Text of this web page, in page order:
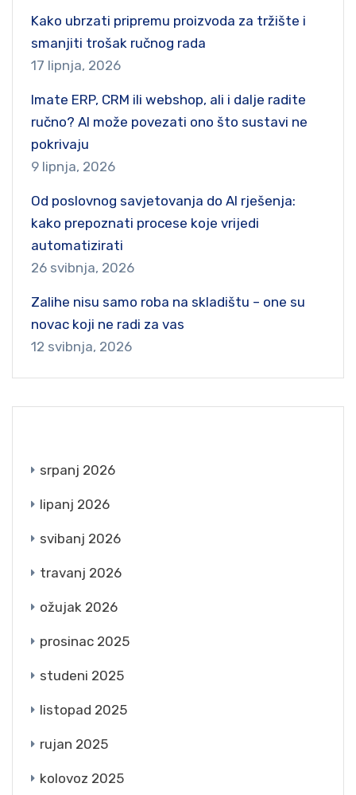
Kako ubrzati pripremu proizvoda za tržište i
smanjiti trošak ručnog rada
17 lipnja, 2026
Imate ERP, CRM ili webshop, ali i dalje radite
ručno? AI može povezati ono što sustavi ne
pokrivaju
9 lipnja, 2026
Od poslovnog savjetovanja do AI rješenja:
kako prepoznati procese koje vrijedi
automatizirati
26 svibnja, 2026
Zalihe nisu samo roba na skladištu – one su
novac koji ne radi za vas
12 svibnja, 2026
srpanj 2026
lipanj 2026
svibanj 2026
travanj 2026
ožujak 2026
prosinac 2025
studeni 2025
listopad 2025
rujan 2025
kolovoz 2025